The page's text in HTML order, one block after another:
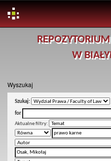
W
Wyszukaj
Szukaj:
for
Aktualne filtry: